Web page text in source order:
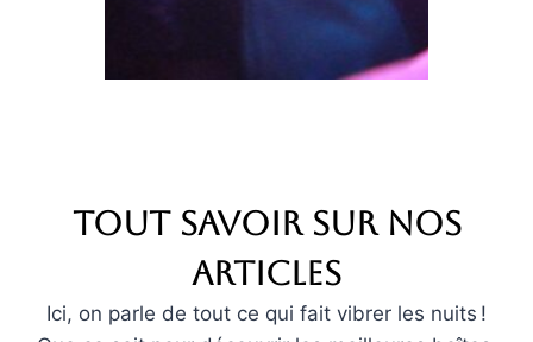
Tout savoir sur nos
articles
Ici, on parle de tout ce qui fait vibrer les nuits !